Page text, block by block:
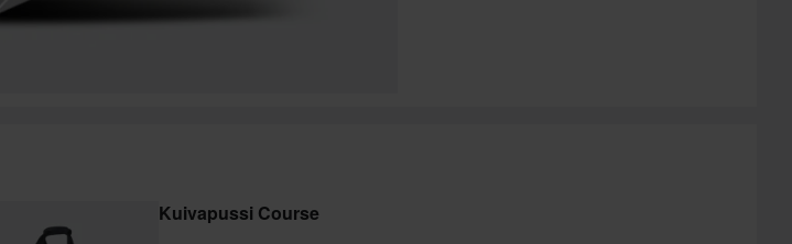
Kuivapussi Course